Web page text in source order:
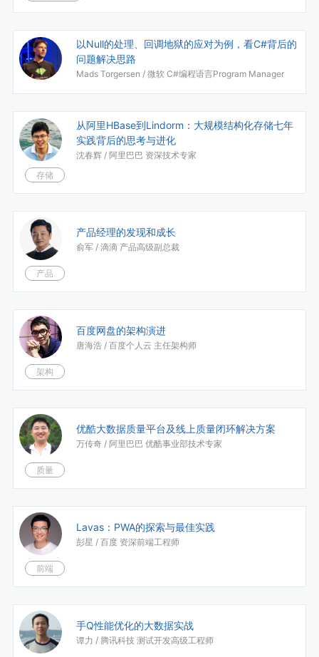
以Null的处理、回调地狱的应对为例，看C#背后的
问题解决思路
Mads Torgersen / 微软 C#编程语言Program Manager
从阿里HBase到Lindorm：大规模结构化存储七年
实践背后的思考与进化
沈春辉 / 阿里巴巴 资深技术专家
存储
产品经理的发现和成长
俞军 / 滴滴 产品高级副总裁
产品
百度网盘的架构演进
唐海浩 / 百度个人云 主任架构师
架构
优酷大数据质量平台及线上质量闭环解决方案
万传奇 / 阿里巴巴 优酷事业部技术专家
质量
Lavas：PWA的探索与最佳实践
彭星 / 百度 资深前端工程师
前端
手Q性能优化的大数据实战
谭力 / 腾讯科技 测试开发高级工程师